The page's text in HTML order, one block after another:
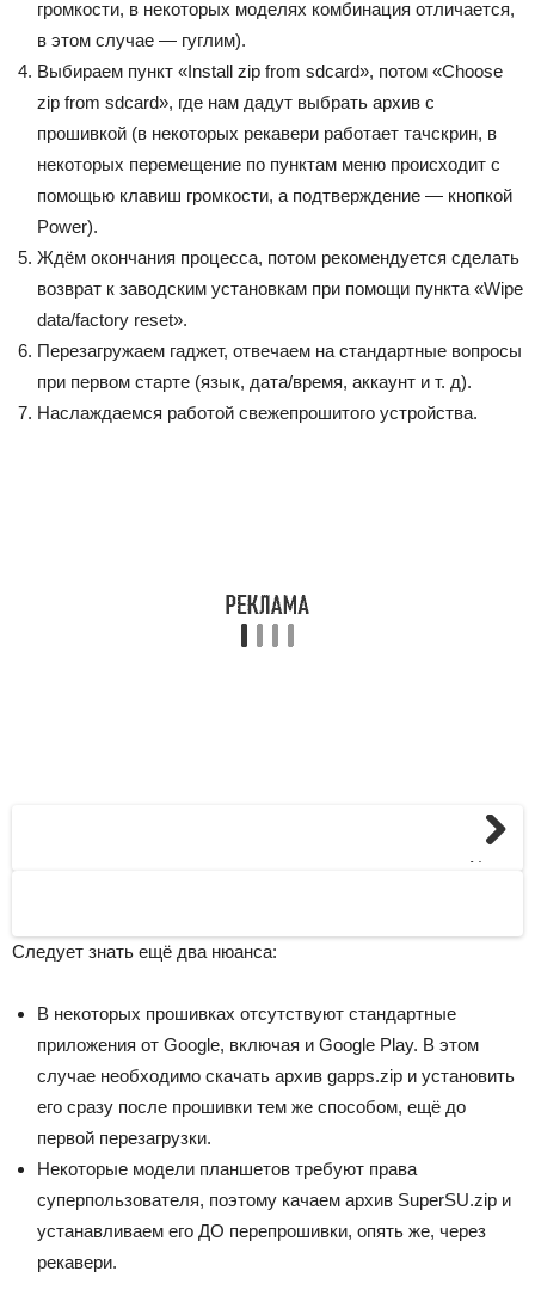
громкости, в некоторых моделях комбинация отличается,
в этом случае — гуглим).
Выбираем пункт «Install zip from sdcard», потом «Choose
zip from sdcard», где нам дадут выбрать архив с
прошивкой (в некоторых рекавери работает тачскрин, в
некоторых перемещение по пунктам меню происходит с
помощью клавиш громкости, а подтверждение — кнопкой
Power).
Ждём окончания процесса, потом рекомендуется сделать
возврат к заводским установкам при помощи пункта «Wipe
data/factory reset».
Перезагружаем гаджет, отвечаем на стандартные вопросы
при первом старте (язык, дата/время, аккаунт и т. д).
Наслаждаемся работой свежепрошитого устройства.
Next
Следует знать ещё два нюанса:
В некоторых прошивках отсутствуют стандартные
приложения от Google, включая и Google Play. В этом
случае необходимо скачать архив gapps.zip и установить
его сразу после прошивки тем же способом, ещё до
первой перезагрузки.
Некоторые модели планшетов требуют права
суперпользователя, поэтому качаем архив SuperSU.zip и
устанавливаем его ДО перепрошивки, опять же, через
рекавери.